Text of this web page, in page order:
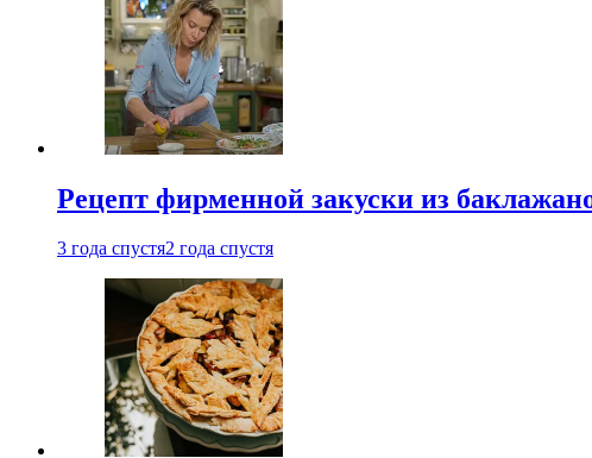
Рецепт фирменной закуски из
3 года спустя2 года спустя